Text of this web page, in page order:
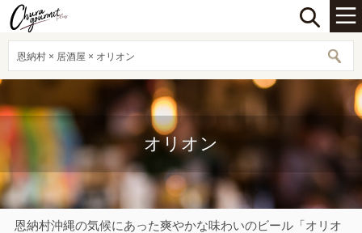
恩納村 × 居酒屋 × オリオン
オリオン
恩納村沖縄の気候にあった爽やかな味わいのビール「オリオ